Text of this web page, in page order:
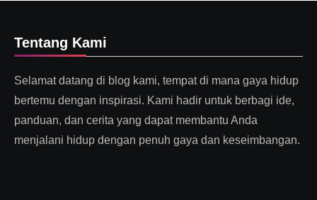
Tentang Kami
Selamat datang di blog kami, tempat di mana gaya hidup
bertemu dengan inspirasi. Kami hadir untuk berbagi ide,
panduan, dan cerita yang dapat membantu Anda
menjalani hidup dengan penuh gaya dan keseimbangan.